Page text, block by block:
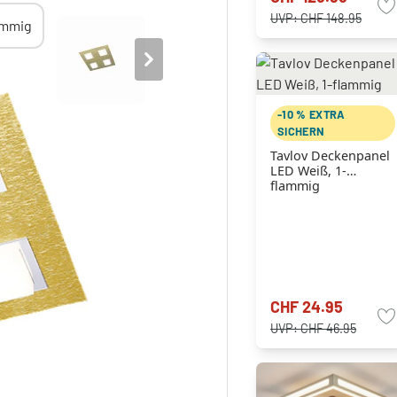
UVP:CHF 148.95
-10 % EXTRA
SICHERN
Tavlov Deckenpanel
LED Weiß, 1-
flammig
CHF 24.95
UVP:CHF 46.95